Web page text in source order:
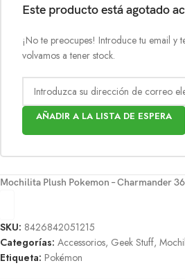
Este producto está agotado
¡No te preocupes! Introduce tu email y
volvamos a tener stock.
AÑADIR A LA LISTA DE ESPERA
Mochilita Plush Pokemon – Charmander
SKU: 8426842051215
Categorías: Accessorios, Geek Stuff,
Etiqueta: Pokémon